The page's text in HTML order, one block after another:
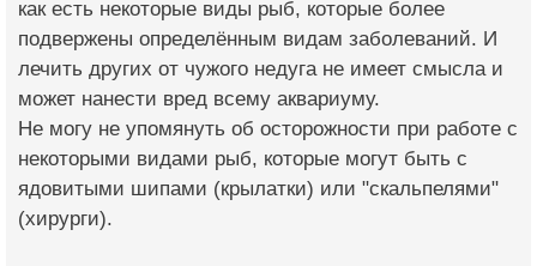
как есть некоторые виды рыб, которые более
подвержены определённым видам заболеваний. И
лечить других от чужого недуга не имеет смысла и
может нанести вред всему аквариуму.
Не могу не упомянуть об осторожности при работе с
некоторыми видами рыб, которые могут быть с
ядовитыми шипами (крылатки) или "скальпелями"
(хирурги).